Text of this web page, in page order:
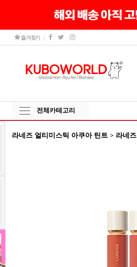
즐겨찾기
전체카테고리
라네즈 얼티미스틱 아쿠아 틴트 > 라네즈